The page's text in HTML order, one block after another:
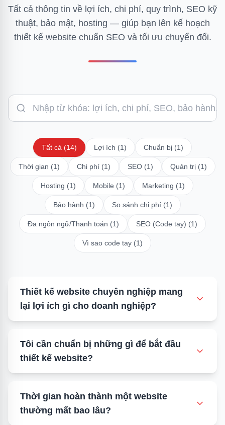
Tất cả thông tin về lợi ích, chi phí, quy trình, SEO kỹ
thuật, bảo mật, hosting — giúp bạn lên kế hoạch
thiết kế website chuẩn SEO và tối ưu chuyển đổi.
Tất cả (14) Lợi ích (1) Chuẩn bị (1)
Thời gian (1) Chi phí(1) SEO(1) Quản trị(1)
Hosting (1) Mobile (1) Marketing (1)
Bảo hành (1) So sánh chi phí(1)
Đa ngôn ngữ/Thanh toán (1) SEO (Code tay) (1)
Vì sao code tay (1)
Thiết kế website chuyên nghiệp mang
lại lợi ích gì cho doanh nghiệp?
Tôi cần chuẩn bị những gì để bắt đầu
thiết kế website?
Thời gian hoàn thành một website
thường mất bao lâu?